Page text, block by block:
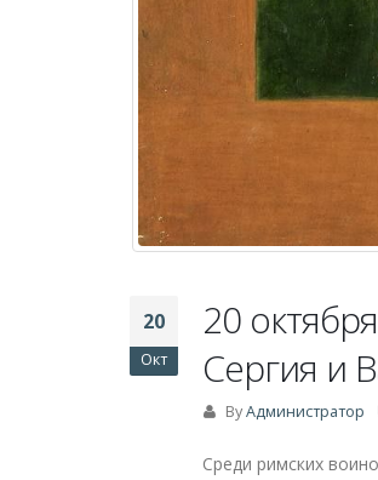
20
Окт
20
Сергия и
ByАдминистратор
Среди римских